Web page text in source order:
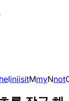
heIiniisitMmyNnot